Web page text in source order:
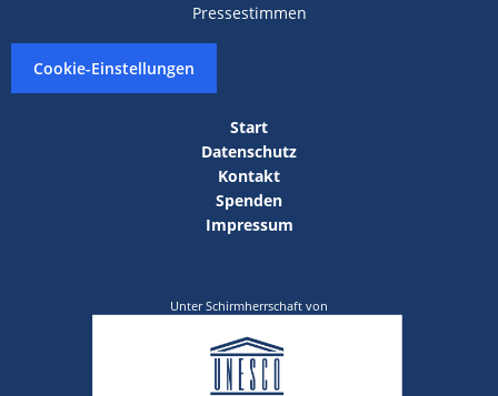
Pressestimmen
Cookie-Einstellungen
Start
Datenschutz
Kontakt
Spenden
Impressum
Unter Schirmherrschaft von